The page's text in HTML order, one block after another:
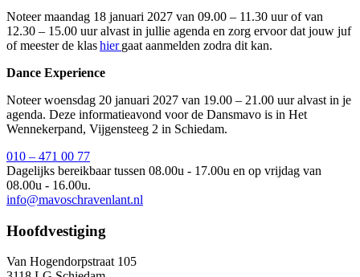
Noteer maandag 18 januari 2027 van 09.00 – 11.30 uur of van
12.30 – 15.00 uur alvast in jullie agenda en zorg ervoor dat jouw juf
of meester de klashiergaat aanmelden zodra dit kan.
Dance Experience
Noteer woensdag 20 januari 2027 van 19.00 – 21.00 uur alvast in je
agenda. Deze informatieavond voor de Dansmavo is in Het
Wennekerpand, Vijgensteeg 2 in Schiedam.
010 – 471 00 77
Dagelijks bereikbaar tussen 08.00u - 17.00u en op vrijdag van
08.00u - 16.00u.
info@mavoschravenlant.nl
Hoofdvestiging
Van Hogendorpstraat 105